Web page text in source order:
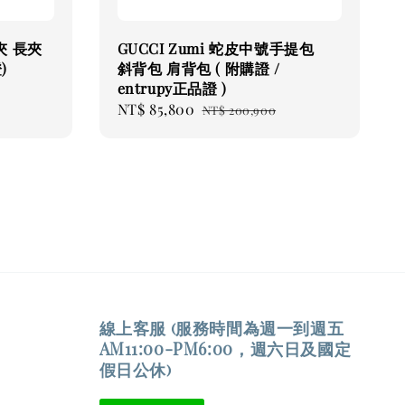
長夾
GUCCI Zumi 蛇皮中號手提包
斜背包 肩背包 ( 附購證 /
entrupy正品證 )
Sale
NT$ 85,800 Regular
NT$ 200,900
線上客服 (服務時間為週一到週五
AM11:00-PM6:00，週六日及國定
假日公休)